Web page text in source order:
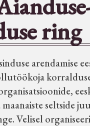
ring
arendamise
seltside
Velisel